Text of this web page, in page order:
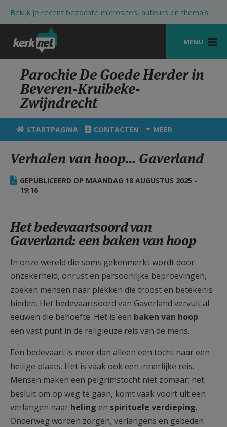
Bekijk je recent bezochte microsites, auteurs en thema's
MENU
STARTPAGINA
KERK
VIERINGEN
SHOP
ZOEKEN
HULP
STARTPAGINA PORTAAL
AANMELDEN OF REGISTREREN
Parochie De Goede Herder in
Beveren-Kruibeke-
Zwijndrecht
STARTPAGINA CONTACTEN MEER
Verhalen van hoop... Gaverland
GEPUBLICEERD OP MAANDAG 18 AUGUSTUS 2025 -
19:16
Het bedevaartsoord van
Gaverland: een baken van hoop
In onze wereld die soms gekenmerkt wordt door
onzekerheid, onrust en persoonlijke beproevingen,
zoeken mensen naar plekken die troost en betekenis
bieden. Het bedevaartsoord van Gaverland vervult al
eeuwen die behoefte. Het is een baken van hoop:
een vast punt in de religieuze reis van de mens.
Een bedevaart is meer dan alleen een tocht naar een
heilige plaats. Het is vaak ook een innerlijke reis.
Mensen maken een pelgrimstocht niet zomaar; het
besluit om op weg te gaan, komt vaak voort uit een
verlangen naar heling en spirituele verdieping.
Onderweg worden zorgen, verlangens en gebeden